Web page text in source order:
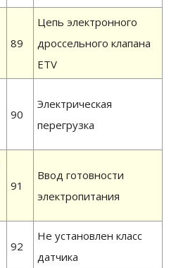
89
Цепь электронного
дроссельного клапана
ETV
90
Электрическая
перегрузка
91
Ввод готовности
электропитания
92
Не установлен класс
датчика